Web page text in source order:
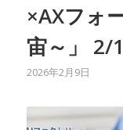
×AXフォ
宙～」 2/
2026年2月9日